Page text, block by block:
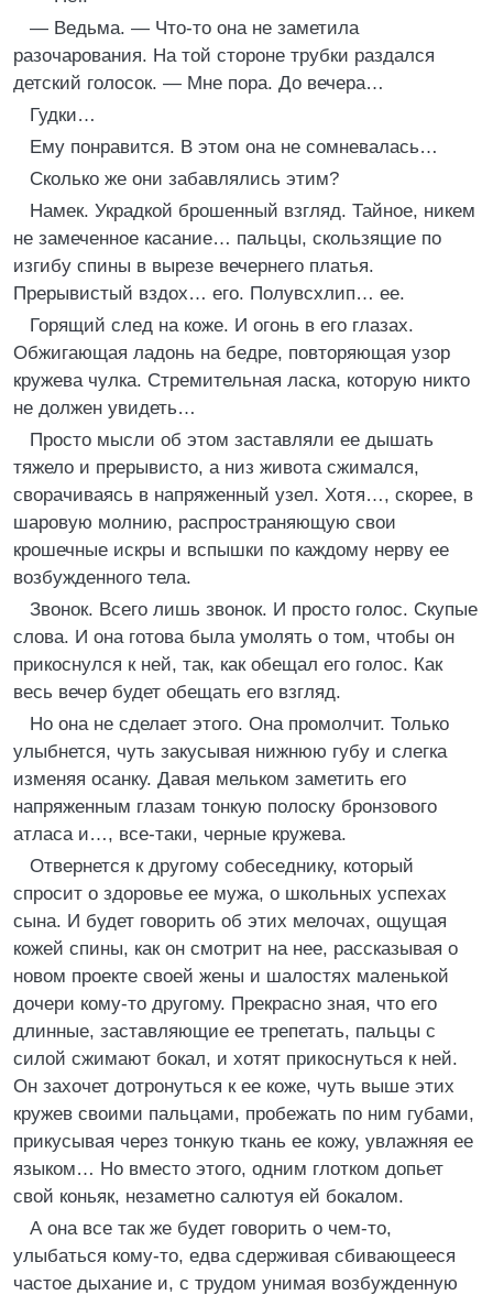
— Ведьма. — Что-то она не заметила
разочарования. На той стороне трубки раздался
детский голосок. — Мне пора. До вечера…
Гудки…
Ему понравится. В этом она не сомневалась…
Сколько же они забавлялись этим?
Намек. Украдкой брошенный взгляд. Тайное, никем
не замеченное касание… пальцы, скользящие по
изгибу спины в вырезе вечернего платья.
Прерывистый вздох… его. Полувсхлип… ее.
Горящий след на коже. И огонь в его глазах.
Обжигающая ладонь на бедре, повторяющая узор
кружева чулка. Стремительная ласка, которую никто
не должен увидеть…
Просто мысли об этом заставляли ее дышать
тяжело и прерывисто, а низ живота сжимался,
сворачиваясь в напряженный узел. Хотя…, скорее, в
шаровую молнию, распространяющую свои
крошечные искры и вспышки по каждому нерву ее
возбужденного тела.
Звонок. Всего лишь звонок. И просто голос. Скупые
слова. И она готова была умолять о том, чтобы он
прикоснулся к ней, так, как обещал его голос. Как
весь вечер будет обещать его взгляд.
Но она не сделает этого. Она промолчит. Только
улыбнется, чуть закусывая нижнюю губу и слегка
изменяя осанку. Давая мельком заметить его
напряженным глазам тонкую полоску бронзового
атласа и…, все-таки, черные кружева.
Отвернется к другому собеседнику, который
спросит о здоровье ее мужа, о школьных успехах
сына. И будет говорить об этих мелочах, ощущая
кожей спины, как он смотрит на нее, рассказывая о
новом проекте своей жены и шалостях маленькой
дочери кому-то другому. Прекрасно зная, что его
длинные, заставляющие ее трепетать, пальцы с
силой сжимают бокал, и хотят прикоснуться к ней.
Он захочет дотронуться к ее коже, чуть выше этих
кружев своими пальцами, пробежать по ним губами,
прикусывая через тонкую ткань ее кожу, увлажняя ее
языком… Но вместо этого, одним глотком допьет
свой коньяк, незаметно салютуя ей бокалом.
А она все так же будет говорить о чем-то,
улыбаться кому-то, едва сдерживая сбивающееся
частое дыхание и, с трудом унимая возбужденную